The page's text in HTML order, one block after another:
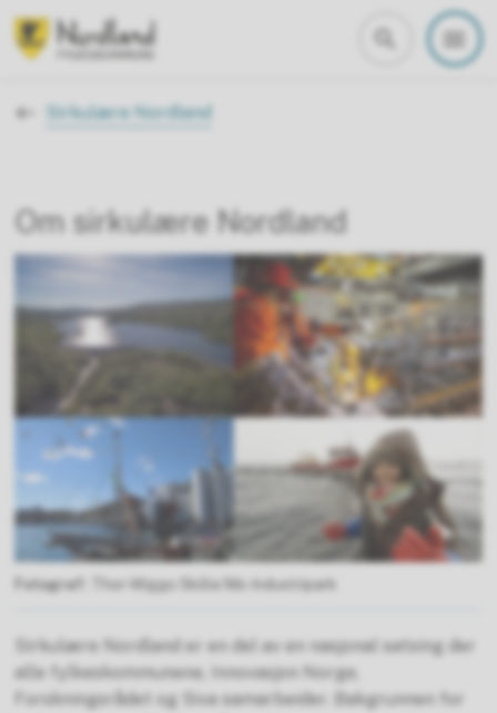
Du er her:Sirkulære Nordland
Om sirkulære Nordland
Thor-Wiggo Skille/Mo Industripark
Sirkulære Nordland er en del av en nasjonal satsing der
alle fylkeskommunene, Innovasjon Norge,
Forskningsrådet og Siva samarbeider. Bakgrunnen for